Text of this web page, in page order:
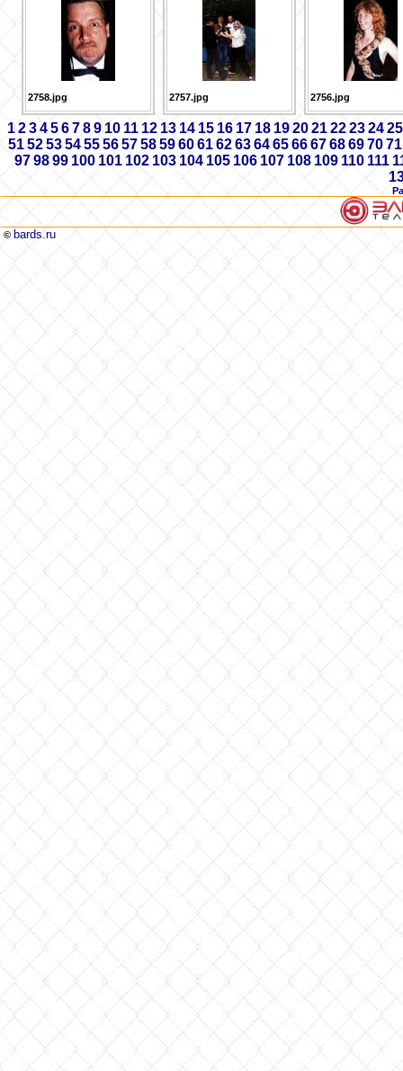
2758.jpg 2757.jpg 2756.jpg
1 2 3 4 5 6 7 8 9 10 11 12 13 14 15 16 17 18 19 20 21 22 23 24 25
51 52 53 54 55 56 57 58 59 60 61 62 63 64 65 66 67 68 69 70 71
97 98 99 100 101 102 103 104 105 106 107 108 109 110 111
© bards.ru